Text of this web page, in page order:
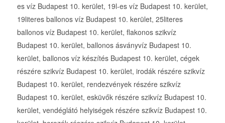
es víz Budapest 10. kerület, 19l-es víz Budapest 10. kerület,
19literes ballonos víz Budapest 10. kerület, 25literes
ballonos víz Budapest 10. kerület, flakonos szikvíz
Budapest 10. kerület, ballonos ásványvíz Budapest 10.
kerület, ballonos víz készítés Budapest 10. kerület, cégek
részére szikvíz Budapest 10. kerület, irodák részére szikvíz
Budapest 10. kerület, rendezvények részére szikvíz
Budapest 10. kerület, esküvők részére szikvíz Budapest 10.
kerület, vendéglátó helyiségek részére szikvíz Budapest 10.